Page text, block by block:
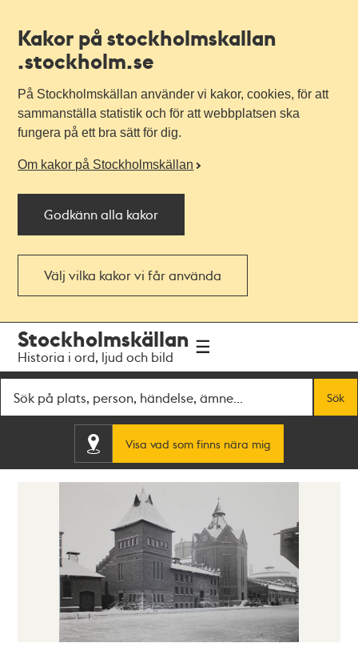
Kakor på stockholmskallan
.stockholm.se
På Stockholmskällan använder vi kakor, cookies, för att
sammanställa statistik och för att webbplatsen ska
fungera på ett bra sätt för dig.
Om kakor på Stockholmskällan
Godkänn alla kakor
Välj vilka kakor vi får använda
navigationen
huvudinnehållet
Stockholmskällan
Historia i ord, ljud och bild
Sök
Visa vad som finns nära mig